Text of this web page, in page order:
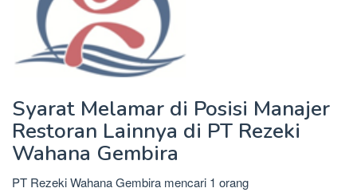
Syarat Melamar di Posisi Manajer
Restoran Lainnya di PT Rezeki
Wahana Gembira
PT Rezeki Wahana Gembira mencari 1 orang